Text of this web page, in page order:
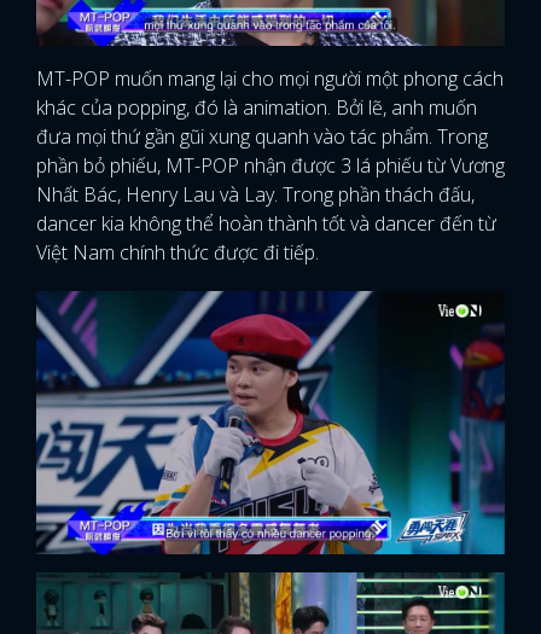
MT-POP muốn mang lại cho mọi người một phong cách
khác của popping, đó là animation. Bởi lẽ, anh muốn
đưa mọi thứ gần gũi xung quanh vào tác phẩm. Trong
phần bỏ phiếu, MT-POP nhận được 3 lá phiếu từ Vương
Nhất Bác, Henry Lau và Lay. Trong phần thách đấu,
dancer kia không thể hoàn thành tốt và dancer đến từ
Việt Nam chính thức được đi tiếp.